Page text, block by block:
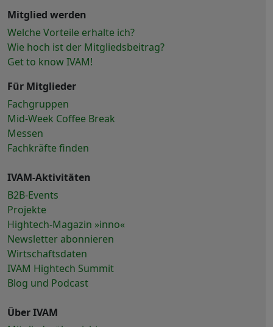
Mitglied werden
Welche Vorteile erhalte ich?
Wie hoch ist der Mitgliedsbeitrag?
Get to know IVAM!
Für Mitglieder
Fachgruppen
Mid-Week Coffee Break
Messen
Fachkräfte finden
IVAM-Aktivitäten
B2B-Events
Projekte
Hightech-Magazin »inno«
Newsletter abonnieren
Wirtschaftsdaten
IVAM Hightech Summit
Blog und Podcast
Über IVAM